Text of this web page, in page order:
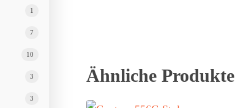
1
7
10
3
3
Ähnliche Produkte